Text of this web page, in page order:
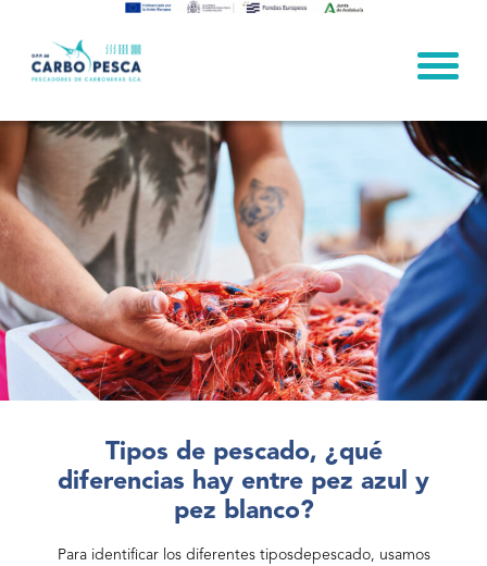
content
Tipos de pescado, ¿qué
diferencias hay entre pez azul y
pez blanco?
Para identificar los diferentes tiposdepescado, usamos